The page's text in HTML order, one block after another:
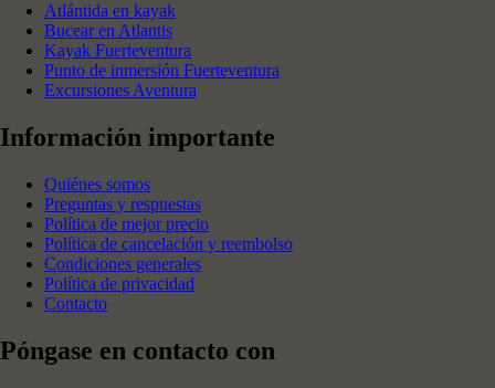
Atlántida en kayak
Bucear en Atlantis
Kayak Fuerteventura
Punto de inmersión Fuerteventura
Excursiones Aventura
Información importante
Quiénes somos
Preguntas y respuestas
Política de mejor precio
Política de cancelación y reembolso
Condiciones generales
Política de privacidad
Contacto
Póngase en contacto con